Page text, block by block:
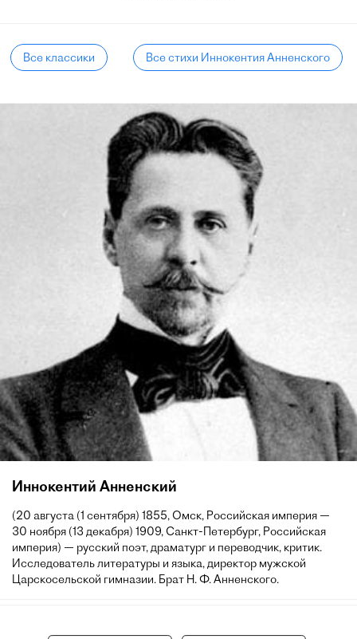
Все классики Все стихи Иннокентия Анненского
Иннокентий Анненский
(20 августа (1 сентября) 1855, Омск, Российская империя —
30 ноября (13 декабря) 1909, Санкт-Петербург, Российская
империя) — русский поэт, драматург и переводчик, критик.
Исследователь литературы и языка, директор мужской
Царскосельской гимназии. Брат Н. Ф. Анненского.